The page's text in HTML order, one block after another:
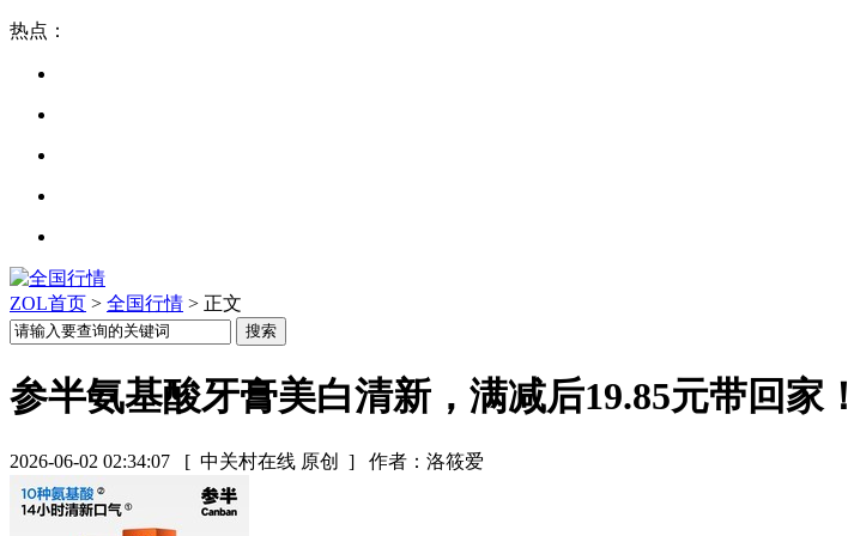
热点：
ZOL首页 > 全国行情 > 正文
参半氨基酸牙膏美白清新，满减后19.85元带回家！
2026-06-02 02:34:07 [ 中关村在线 原创 ] 作者：洛筱爱